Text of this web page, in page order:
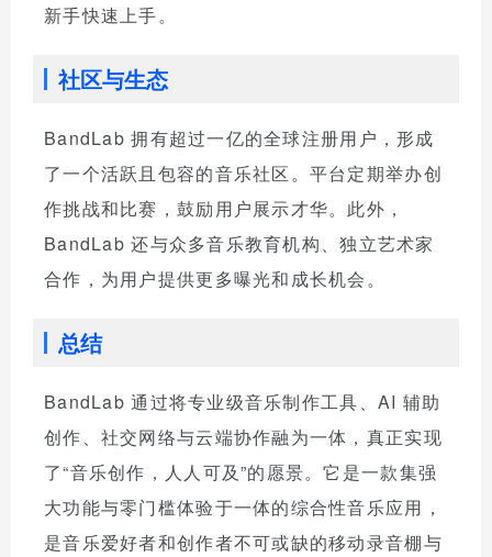
新手快速上手。
社区与生态
BandLab 拥有超过一亿的全球注册用户，形成
了一个活跃且包容的音乐社区。平台定期举办创
作挑战和比赛，鼓励用户展示才华。此外，
BandLab 还与众多音乐教育机构、独立艺术家
合作，为用户提供更多曝光和成长机会。
总结
BandLab 通过将专业级音乐制作工具、AI 辅助
创作、社交网络与云端协作融为一体，真正实现
了“音乐创作，人人可及”的愿景。它是一款集强
大功能与零门槛体验于一体的综合性音乐应用，
是音乐爱好者和创作者不可或缺的移动录音棚与